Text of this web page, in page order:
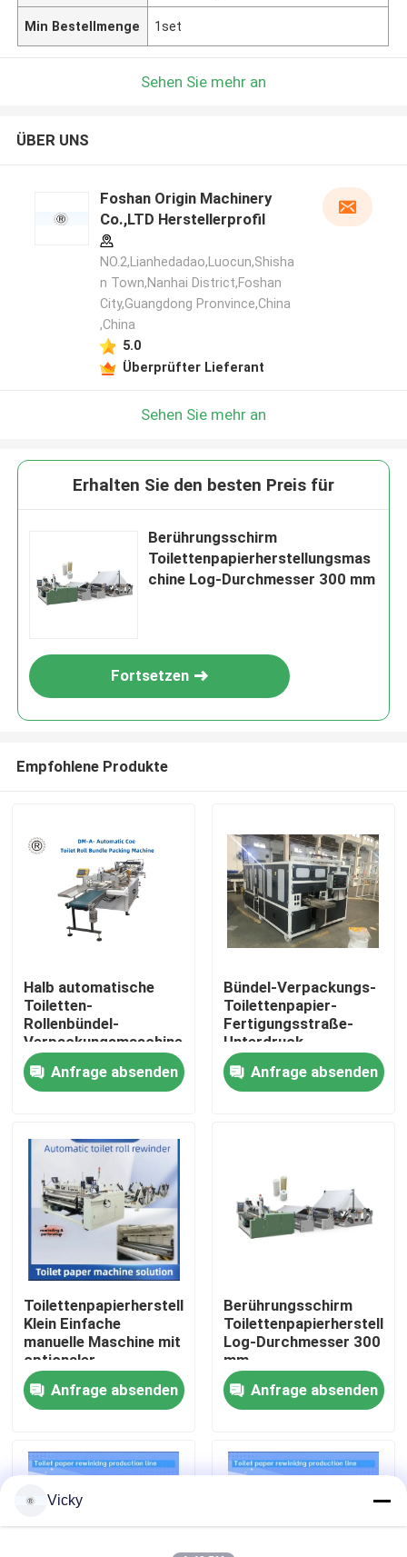
Zu Hause
Produkte
Über uns
Werksbesichtigung
Qualitätskontrolle
Kontakt mit uns
Neuigkeiten
Min Bestellmenge 1set
Sehen Sie mehr an
ÜBER UNS
Foshan Origin Machinery
Co.,LTD Herstellerprofil
NO.2,Lianhedadao,Luocun,Shisha
n Town,Nanhai District,Foshan
City,Guangdong Pronvince,China
,China
5.0
Überprüfter Lieferant
Sehen Sie mehr an
Erhalten Sie den besten Preis für
Berührungsschirm
Toilettenpapierherstellungsmas
chine Log-Durchmesser 300 mm
Fortsetzen
Empfohlene Produkte
Halb automatische
Toiletten-
Rollenbündel-
Verpackungsmaschine
12 Rolls und 24 Rolls
Anfrage absenden
Bündel-Verpackungs-
Toilettenpapier-
Fertigungsstraße-
Unterdruck-
Aufbauschung/Dichtung
Anfrage absenden
Toilettenpapierherstellungsmaschine
Klein Einfache
manuelle Maschine mit
optionaler
Prägeeinheit
Anfrage absenden
Berührungsschirm
Log-Durchmesser 300
mm
Anfrage absenden
Vicky